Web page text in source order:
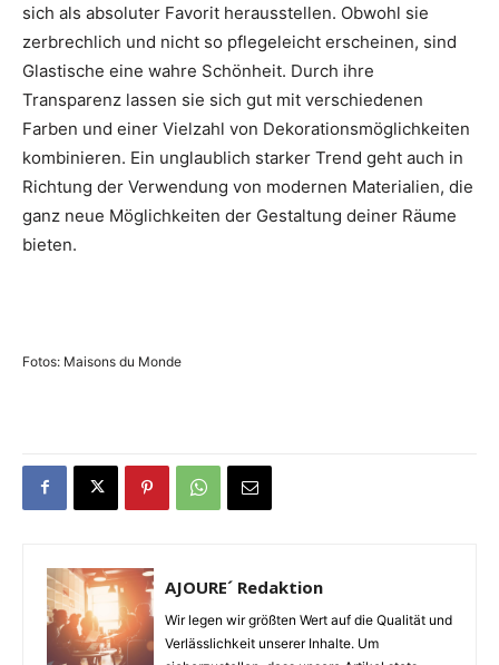
sich als absoluter Favorit herausstellen. Obwohl sie
zerbrechlich und nicht so pflegeleicht erscheinen, sind
Glastische eine wahre Schönheit. Durch ihre
Transparenz lassen sie sich gut mit verschiedenen
Farben und einer Vielzahl von Dekorationsmöglichkeiten
kombinieren. Ein unglaublich starker Trend geht auch in
Richtung der Verwendung von modernen Materialien, die
ganz neue Möglichkeiten der Gestaltung deiner Räume
bieten.
Fotos: Maisons du Monde
AJOURE´ Redaktion
Wir legen wir größten Wert auf die Qualität und
Verlässlichkeit unserer Inhalte. Um